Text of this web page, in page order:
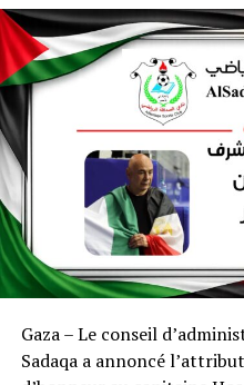
Gaza – Le conseil
Sadaqa a annoncé